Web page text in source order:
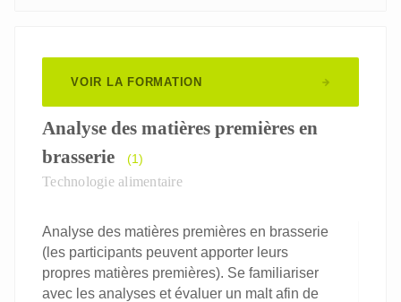
VOIR LA FORMATION
Analyse des matières premières en
brasserie
(1)
Technologie alimentaire
Analyse des matières premières en brasserie
(les participants peuvent apporter leurs
propres matières premières). Se familiariser
avec les analyses et évaluer un malt afin de